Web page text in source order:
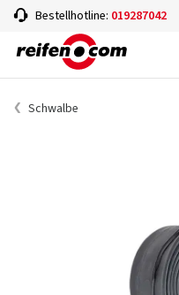
Bestellhotline: 019287042
Schwalbe